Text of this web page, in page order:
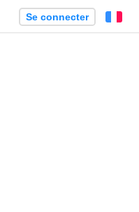
Se connecter